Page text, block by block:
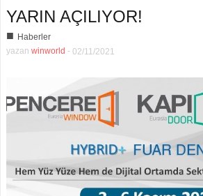
YARIN AÇILIYOR!
■ Haberler
yazan winworld - 02/11/2021